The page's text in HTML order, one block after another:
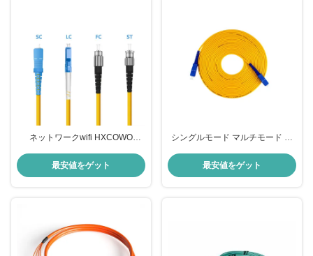
ネットワークwifi HXCOWO
APCコネクタ 光ファイバーパッチ
コード
最安値をゲット
シングルモード マルチモード ジ
甲 ファイバーオプティックパッチ
コード FTTH
最安値をゲット